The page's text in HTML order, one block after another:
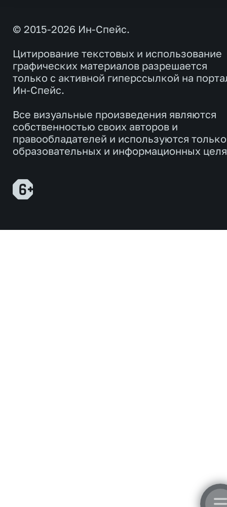
© 2015-2026 Ин-Спейс.
Цитирование текстовых и использование
графических материалов разрешается
только с активной гиперссылкой на
Ин-Спейс.
Все визуальные произведения являются
собственностью своих авторов и
правообладателей и используются
образовательных и информационных